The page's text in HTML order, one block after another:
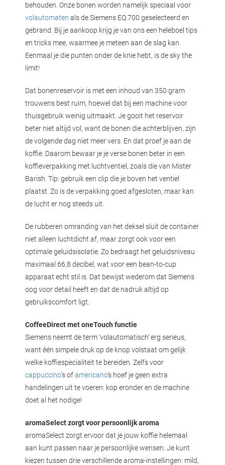
behouden. Onze bonen worden namelijk speciaal voor
volautomaten als de Siemens EQ.700 geselecteerd en
gebrand. Bij je aankoop krijg je van ons een heleboel tips
en tricks mee, waarmee je meteen aan de slag kan.
Eenmaal je die punten onder de knie hebt, is de sky the
limit!
Dat bonenreservoir is met een inhoud van 350 gram
trouwens best ruim, hoewel dat bij een machine voor
thuisgebruik weinig uitmaakt. Je gooit het reservoir
beter niet altijd vol, want de bonen die achterblijven, zijn
de volgende dag niet meer vers. En dat proef je aan de
koffie. Daarom bewaar je je verse bonen beter in een
koffieverpakking met luchtventiel, zoals die van Mister
Barish. Tip: gebruik een clip die je boven het ventiel
plaatst. Zo is de verpakking goed afgesloten, maar kan
de lucht er nog steeds uit.
De rubberen omranding van het deksel sluit de container
niet alleen luchtdicht af, maar zorgt ook voor een
optimale geluidsisolatie. Zo bedraagt het geluidsniveau
maximaal 66,8 decibel, wat voor een bean-to-cup
apparaat echt stil is. Dat bewijst wederom dat Siemens
oog voor detail heeft en dat de nadruk altijd op
gebruikscomfort ligt.
CoffeeDirect met oneTouch functie
Siemens neemt de term ‘volautomatisch’ erg serieus,
want één simpele druk op de knop volstaat om gelijk
welke koffiespecialiteit te bereiden. Zelfs voor
cappuccino’s ofamericano’s hoef je geen extra
handelingen uit te voeren: kop eronder en de machine
doet al het nodige!
aromaSelect zorgt voor persoonlijk aroma
aromaSelect zorgt ervoor dat je jouw koffie helemaal
aan kunt passen naar je persoonlijke wensen. Je kunt
kiezen tussen drie verschillende aroma-instellingen: mild,